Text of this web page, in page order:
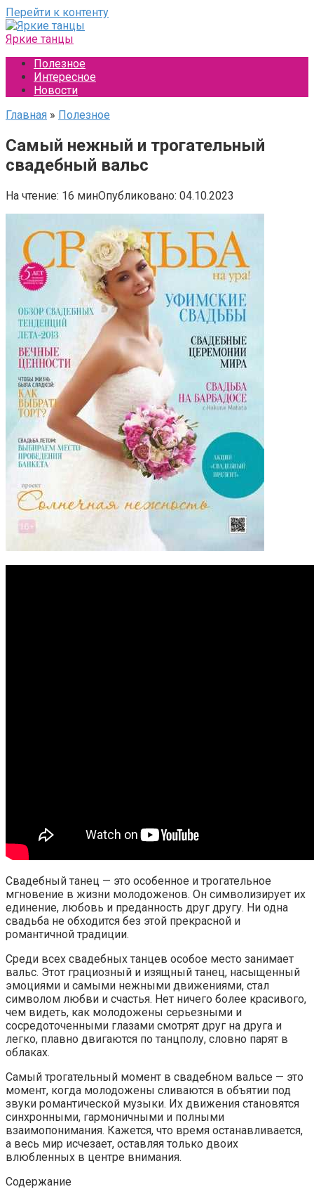
Перейти к контенту
Яркие танцы
Полезное
Интересное
Новости
Главная » Полезное
Самый нежный и трогательный
свадебный вальс
На чтение: 16 минОпубликовано: 04.10.2023
Свадебный танец — это особенное и трогательное
мгновение в жизни молодоженов. Он символизирует их
единение, любовь и преданность друг другу. Ни одна
свадьба не обходится без этой прекрасной и
романтичной традиции.
Среди всех свадебных танцев особое место занимает
вальс. Этот грациозный и изящный танец, насыщенный
эмоциями и самыми нежными движениями, стал
символом любви и счастья. Нет ничего более красивого,
чем видеть, как молодожены серьезными и
сосредоточенными глазами смотрят друг на друга и
легко, плавно двигаются по танцполу, словно парят в
облаках.
Самый трогательный момент в свадебном вальсе — это
момент, когда молодожены сливаются в объятии под
звуки романтической музыки. Их движения становятся
синхронными, гармоничными и полными
взаимопонимания. Кажется, что время останавливается,
а весь мир исчезает, оставляя только двоих
влюбленных в центре внимания.
Содержание